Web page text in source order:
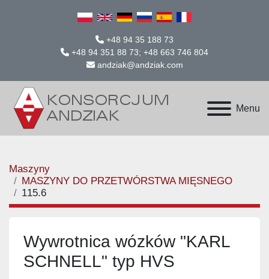
+48 94 35 188 73
+48 94 351 88 73; +48 663 746 804
andziak@andziak.com
Menu
Maszyny
MASZYNY DO PRZETWÓRSTWA MIĘSNEGO
115.6
Wywrotnica wózków "KARL
SCHNELL" typ HVS